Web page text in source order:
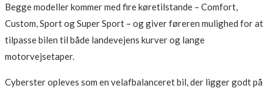
Begge modeller kommer med fire køretilstande – Comfort,
Custom, Sport og Super Sport – og giver føreren mulighed for at
tilpasse bilen til både landevejens kurver og lange
motorvejsetaper.
Cyberster opleves som en velafbalanceret bil, der ligger godt på